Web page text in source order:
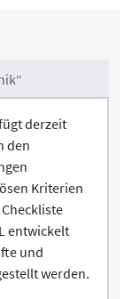
derzeit
den
Kriterien
entwickelt
und
werden.